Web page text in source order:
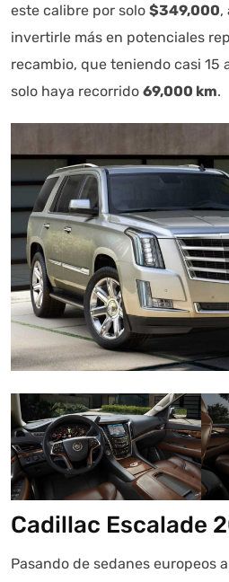
este calibre por solo $349,000,
invertirle más en potenciales
recambio, que teniendo casi 15
solo haya recorrido 69,000 km.
Cadillac Escalade
Pasando de sedanes europeos a